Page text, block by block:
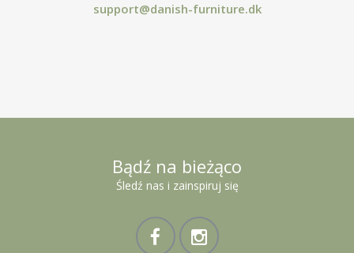
support@danish-furniture.dk
Bądź na bieżąco
Śledź nas i zainspiruj się